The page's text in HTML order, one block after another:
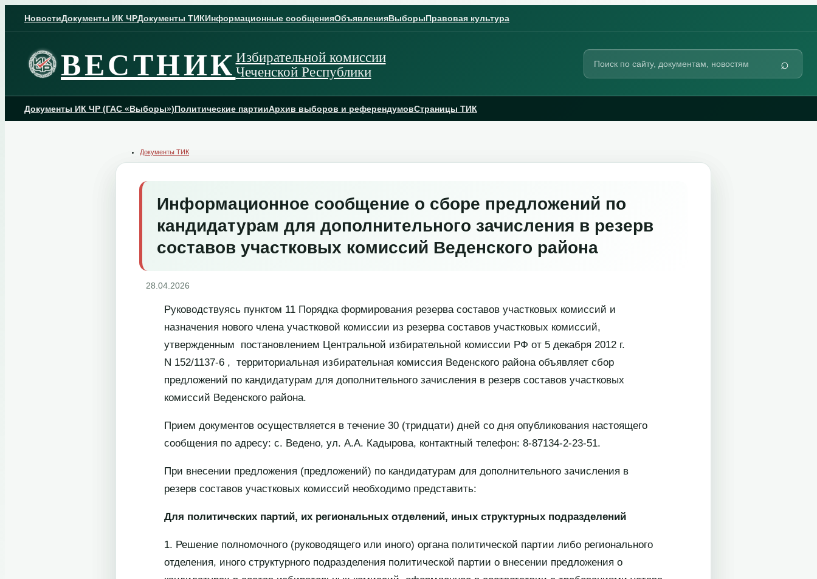
contentНовостиДокументы ИК ЧРДокументы ТИКИнформационные сообщенияОбъявленияВыборыПравовая культура
ВЕСТНИКИзбирательной комиссии
Чеченской Республики
Поиск
сайту
⌕
Документы ИК ЧР (ГАС «Выборы»)Политические партииАрхив выборов и референдумовСтраницы ТИК
Документы ТИК
Информационное сообщение о сборе предложений по
кандидатурам для дополнительного зачисления в резерв
составов участковых комиссий Веденского района
28.04.2026
Руководствуясь пунктом 11 Порядка формирования резерва составов участковых комиссий и
назначения нового члена участковой комиссии из резерва составов участковых комиссий,
утвержденным постановлением Центральной избирательной комиссии РФ от 5 декабря 2012 г.
N 152/1137-6 , территориальная избирательная комиссия Веденского района объявляет сбор
предложений по кандидатурам для дополнительного зачисления в резерв составов участковых
комиссий Веденского района.
Прием документов осуществляется в течение 30 (тридцати) дней со дня опубликования настоящего
сообщения по адресу: с. Ведено, ул. А.А. Кадырова, контактный телефон: 8-87134-2-23-51.
При внесении предложения (предложений) по кандидатурам для дополнительного зачисления в
резерв составов участковых комиссий необходимо представить:
Для политических партий, их региональных отделений, иных структурных подразделений
1. Решение полномочного (руководящего или иного) органа политической партии либо регионального
отделения, иного структурного подразделения политической партии о внесении предложения о